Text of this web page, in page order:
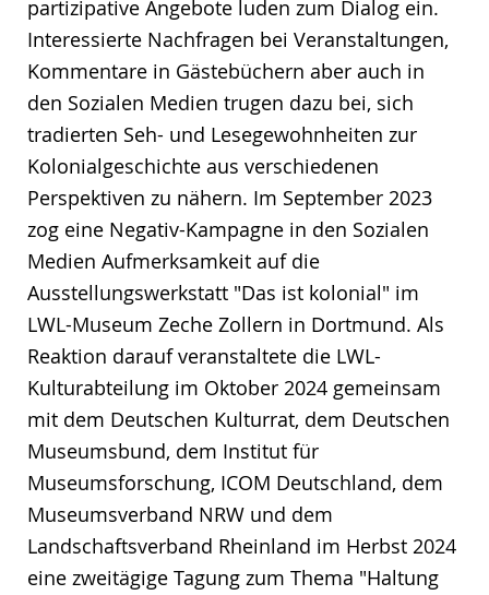
partizipative Angebote luden zum Dialog ein.
Interessierte Nachfragen bei Veranstaltungen,
Kommentare in Gästebüchern aber auch in
den Sozialen Medien trugen dazu bei, sich
tradierten Seh- und Lesegewohnheiten zur
Kolonialgeschichte aus verschiedenen
Perspektiven zu nähern. Im September 2023
zog eine Negativ-Kampagne in den Sozialen
Medien Aufmerksamkeit auf die
Ausstellungswerkstatt "Das ist kolonial" im
LWL-Museum Zeche Zollern in Dortmund. Als
Reaktion darauf veranstaltete die LWL-
Kulturabteilung im Oktober 2024 gemeinsam
mit dem Deutschen Kulturrat, dem Deutschen
Museumsbund, dem Institut für
Museumsforschung, ICOM Deutschland, dem
Museumsverband NRW und dem
Landschaftsverband Rheinland im Herbst 2024
eine zweitägige Tagung zum Thema "Haltung